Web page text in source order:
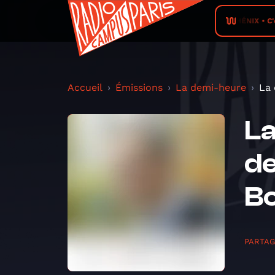
RADIO PHÉNIX •
Accueil Émissions La demi-heure La